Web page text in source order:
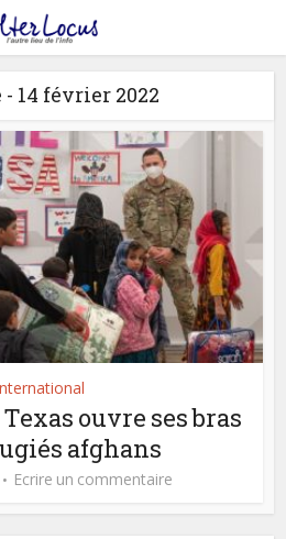
14 février 2022
ouvre ses bras
afghans
Ecrire un commentaire